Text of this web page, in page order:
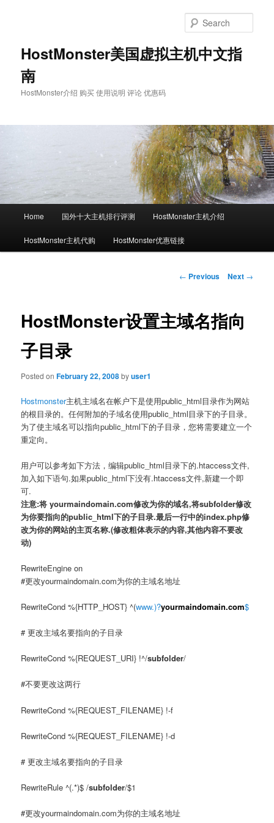
HostMonster美国虚拟主机中文指
南
HostMonster介绍 购买 使用说明 评论 优惠码
Home 国外十大主机排行评测 HostMonster主机介绍
HostMonster主机代购 HostMonster优惠链接
Post
← Previous Next →
HostMonster设置主域名指向
子目录
Posted onFebruary 22, 2008byuser1
Hostmonster主机主域名在帐户下是使用public_html目录作为网站
的根目录的。任何附加的子域名使用public_html目录下的子目录。
为了使主域名可以指向public_html下的子目录 ，您将需要建立一个
重定向。
用户可以参考如下方法，编辑public_html目录下的.htaccess文件,
加入如下语句.如果public_html下没有.htaccess文件,新建一个即
可.
注意:将 yourmaindomain.com修改为你的域名,将subfolder修改
为你要指向的public_html下的子目录.最后一行中的index.php修
改为你的网站的主页名称.(修改粗体表示的内容,其他内容不要改
动)
RewriteEngine on
#更改yourmaindomain.com为你的主域名地址
RewriteCond %{HTTP_HOST} ^(www.)?yourmaindomain.com$
# 更改主域名要指向的子目录
RewriteCond %{REQUEST_URI} !^/subfolder/
#不要更改这两行
RewriteCond %{REQUEST_FILENAME} !-f
RewriteCond %{REQUEST_FILENAME} !-d
# 更改主域名要指向的子目录
RewriteRule ^(.*)$ /subfolder/$1
#更改yourmaindomain.com为你的主域名地址